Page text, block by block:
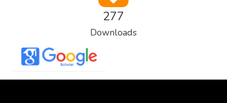
277
Downloads